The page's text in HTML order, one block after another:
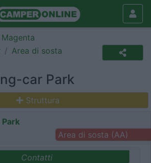
Area di sosta
car Park
Struttura
Area di sosta (AA)
Contatti